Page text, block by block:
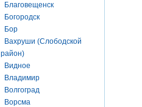
Благовещенск
Богородск
Бор
Вахруши (Слободской
район)
Видное
Владимир
Волгоград
Ворсма